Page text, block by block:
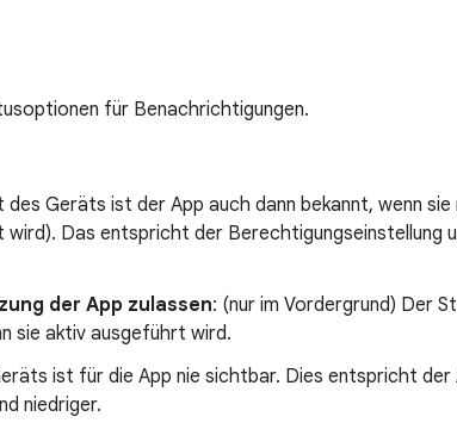
für Benachrichtigungen.
des Geräts ist der App auch dann bekannt, wenn
Das entspricht der Berechtigungseinstellung
der App zulassen: (nur im Vordergrund) Der
sie aktiv ausgeführt wird.
ist für die App nie sichtbar. Dies entspricht der
niedriger.